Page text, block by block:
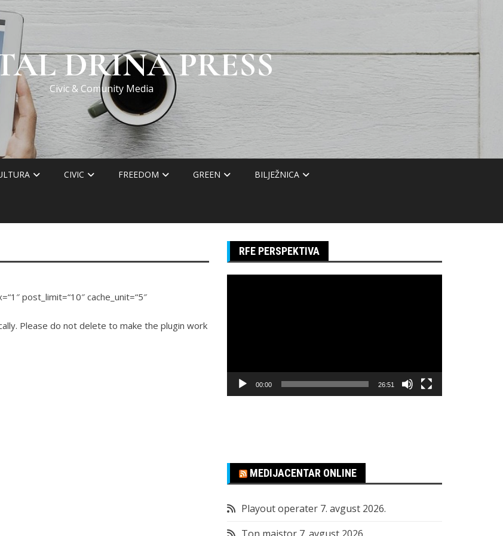
DRINA PRESS
Civic & Comunity Media
CIVIC FREEDOM GREEN BILJEŽNICA
post_limit=“10″ cache_unit=“5″
Please do not delete to make the plugin work
RFE PERSPEKTIVA
00:00 26:51
MEDIJACENTAR ONLINE
Playout operater 7. avgust 2026.
Ton majstor 7. avgust 2026.